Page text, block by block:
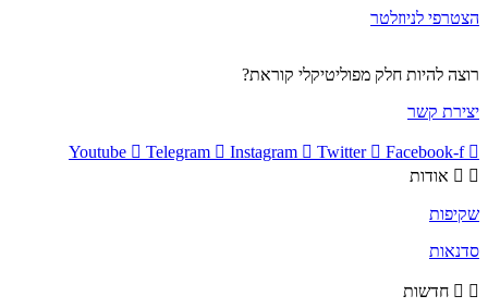
הצטרפי לניוזלטר
רוצה להיות חלק מפוליטיקלי קוראת?
יצירת קשר
Youtube Telegram Instagram Twitter
Facebook-f
אודות
שקיפות
סדנאות
חדשות